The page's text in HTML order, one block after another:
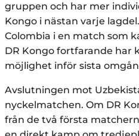
gruppen och har mer
Kongo i nästan varje
Colombia i en match som
DR Kongo fortfarande har
möjlighet inför sista
Avslutningen mot
nyckelmatchen. Om DR
från de två första